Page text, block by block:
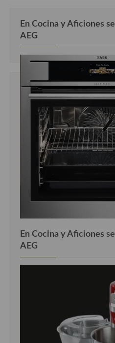
En Cocina y Aficiones
AEG
En Cocina y Aficiones
AEG